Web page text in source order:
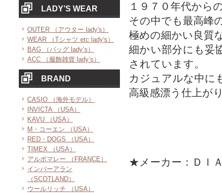
LADY’S WEAR
OUTER （アウター lady's）
WEAR （Tシャツ etc lady's）
BAG （バッグ lady’s）
ACC （服飾雑貨 lady’s）
BRAND
CASIO （海外モデル）
INVICTA （USA）
KAVU （USA）
M・コーエン （USA）
RED・DOGS （USA）
TIMEX （USA）
アルボマレー （FRANCE）
インバーアラン
（SCOTLAND）
ウールリッチ （USA）
１９７０年代から
その中でも最高峰
極めの細かい良質
細かい部分にも妥
されています。
カジュアルな中に
高級感漂う仕上が
★メーカー：ＤＩ